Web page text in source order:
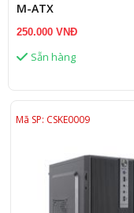
M-ATX
250.000 VNĐ
Sẵn hàng
Mã SP: CSKE0009